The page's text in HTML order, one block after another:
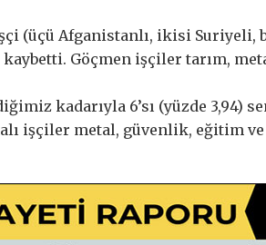
(üçü Afganistanlı, ikisi Suriyeli,
Göçmen işçiler tarım,
kadarıyla 6’sı (yüzde 3,94)
işçiler metal, güvenlik, eğitim